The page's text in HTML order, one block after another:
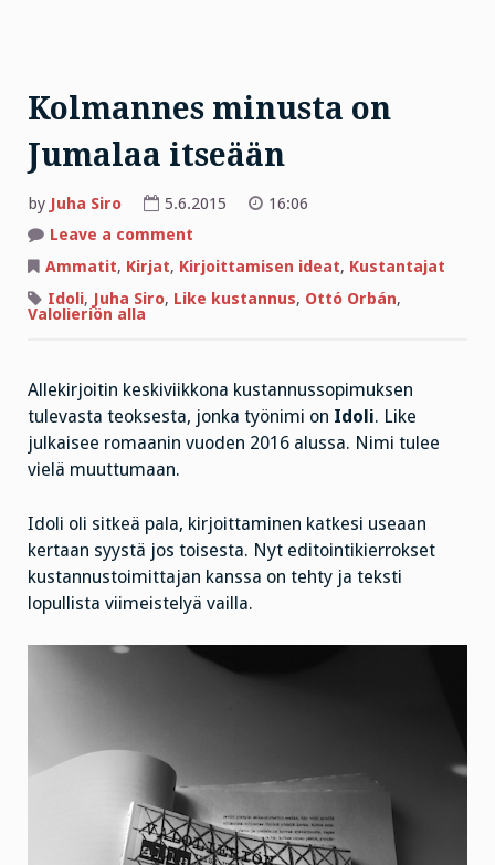
Kolmannes minusta on
Jumalaa itseään
by Juha Siro 5.6.2015
16:06
Leave a comment
minusta
on
Jumalaa
Ammatit, Kirjat, Kirjoittamisen ideat, Kustantajat
Idoli, Juha Siro, Like kustannus, Ottó Orbán,
Valolieriön alla
Allekirjoitin keskiviikkona kustannussopimuksen
tulevasta teoksesta, jonka työnimi on Idoli. Like
julkaisee romaanin vuoden 2016 alussa. Nimi tulee
vielä muuttumaan.
Idoli oli sitkeä pala, kirjoittaminen katkesi useaan
kertaan syystä jos toisesta. Nyt editointikierrokset
kustannustoimittajan kanssa on tehty ja teksti
lopullista viimeistelyä vailla.